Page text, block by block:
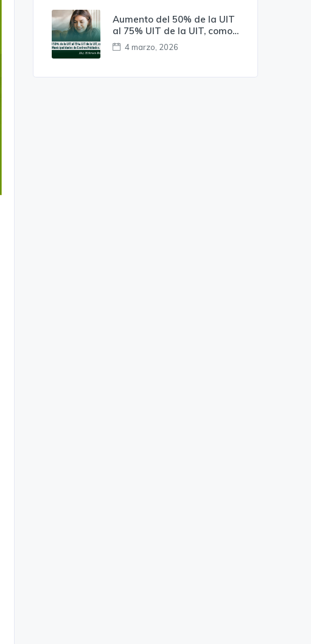
ACTOS EMITIDOS EN EL
PROCEDIMIENTO
DISCIPLINARIO EN EL
– LEY DEL SERVICIO CIVIL. A
Aumento del 50% de la UIT
al 75% UIT de la UIT, como
mínimo a favor de las
Municipalidades de Centros
4 marzo, 2026